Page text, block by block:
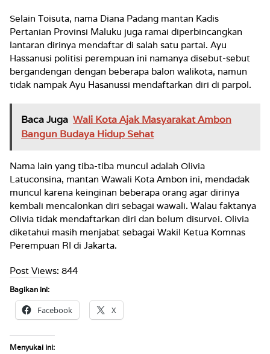
Selain Toisuta, nama Diana Padang mantan Kadis
Pertanian Provinsi Maluku juga ramai diperbincangkan
lantaran dirinya mendaftar di salah satu partai. Ayu
Hassanusi politisi perempuan ini namanya disebut-sebut
bergandengan dengan beberapa balon walikota, namun
tidak nampak Ayu Hasanussi mendaftarkan diri di parpol.
Baca Juga Wali Kota Ajak Masyarakat Ambon
Bangun Budaya Hidup Sehat
Nama lain yang tiba-tiba muncul adalah Olivia
Latuconsina, mantan Wawali Kota Ambon ini, mendadak
muncul karena keinginan beberapa orang agar dirinya
kembali mencalonkan diri sebagai wawali. Walau faktanya
Olivia tidak mendaftarkan diri dan belum disurvei. Olivia
diketahui masih menjabat sebagai Wakil Ketua Komnas
Perempuan RI di Jakarta.
Post Views: 844
Bagikan ini:
Facebook X
Menyukai ini: